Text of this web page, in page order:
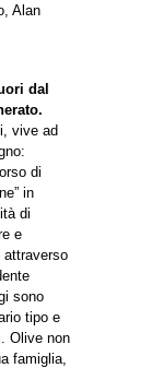
Alan
dal
vive ad
di
in
di
e
attraverso
sono
tipo e
Olive non
famiglia,